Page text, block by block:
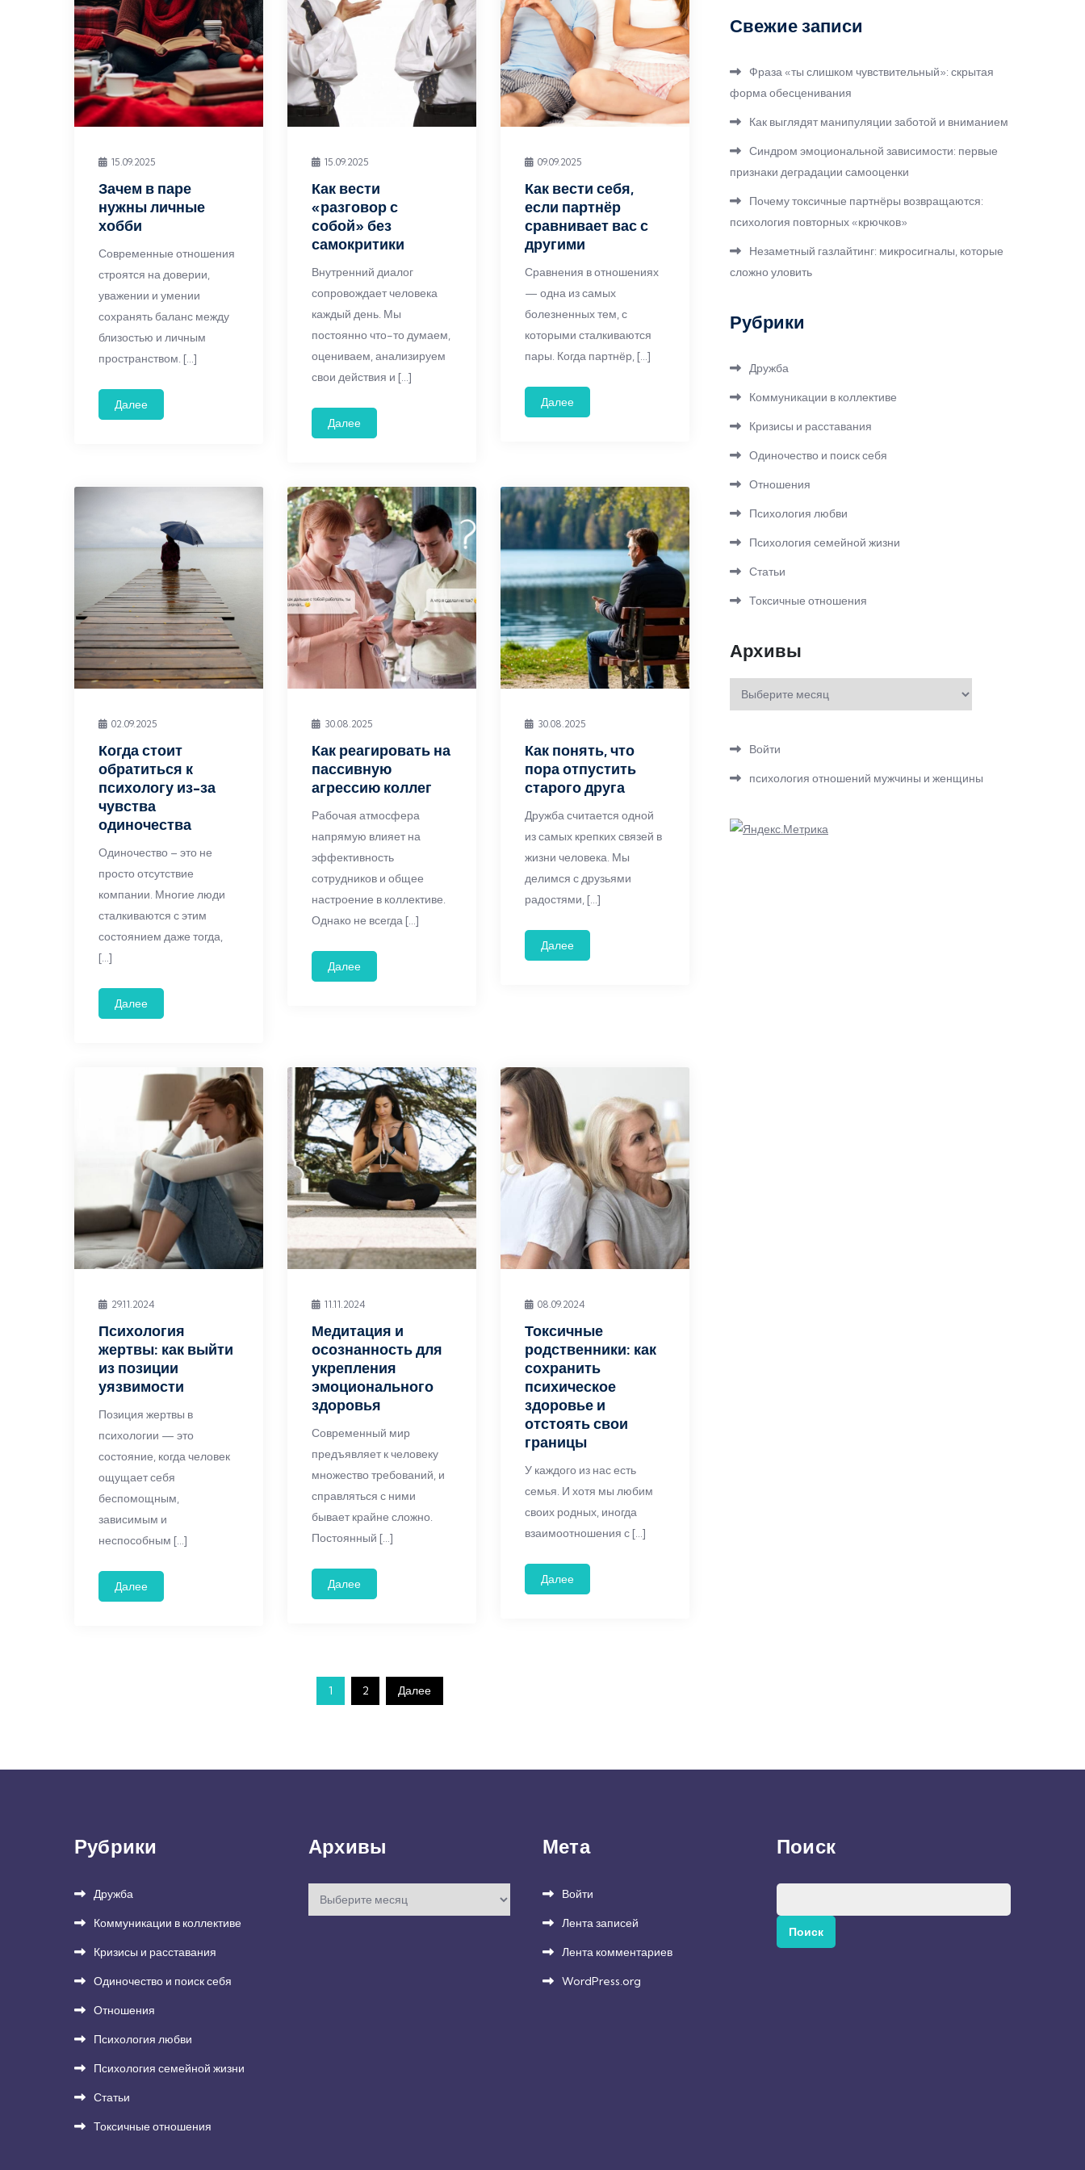
15.09.2025
Зачем в паре
нужны личные
хобби
Современные отношения
строятся на доверии,
уважении и умении
сохранять баланс между
близостью и личным
пространством. […]
Далее
15.09.2025
Как вести
«разговор с
собой» без
самокритики
Внутренний диалог
сопровождает человека
каждый день. Мы
постоянно что-то думаем,
оцениваем, анализируем
свои действия и […]
Далее
09.09.2025
Как вести себя,
если партнёр
сравнивает вас с
другими
Сравнения в отношениях
— одна из самых
болезненных тем, с
которыми сталкиваются
пары. Когда партнёр, […]
Далее
02.09.2025
Когда стоит
обратиться к
психологу из-за
чувства
одиночества
Одиночество – это не
просто отсутствие
компании. Многие люди
сталкиваются с этим
состоянием даже тогда,
[…]
Далее
30.08.2025
Как реагировать на
пассивную
агрессию коллег
Рабочая атмосфера
напрямую влияет на
эффективность
сотрудников и общее
настроение в коллективе.
Однако не всегда […]
Далее
30.08.2025
Как понять, что
пора отпустить
старого друга
Дружба считается одной
из самых крепких связей в
жизни человека. Мы
делимся с друзьями
радостями, […]
Далее
29.11.2024
Психология
жертвы: как выйти
из позиции
уязвимости
Позиция жертвы в
психологии — это
состояние, когда человек
ощущает себя
беспомощным,
зависимым и
неспособным […]
Далее
11.11.2024
Медитация и
осознанность для
укрепления
эмоционального
здоровья
Современный мир
предъявляет к человеку
множество требований, и
справляться с ними
бывает крайне сложно.
Постоянный […]
Далее
08.09.2024
Токсичные
родственники: как
сохранить
психическое
здоровье и
отстоять свои
границы
У каждого из нас есть
семья. И хотя мы любим
своих родных, иногда
взаимоотношения с […]
Далее
1 2 Далее
Свежие записи
Фраза «ты слишком чувствительный»: скрытая
форма обесценивания
Как выглядят манипуляции заботой и вниманием
Синдром эмоциональной зависимости: первые
признаки деградации самооценки
Почему токсичные партнёры возвращаются:
психология повторных «крючков»
Незаметный газлайтинг: микросигналы, которые
сложно уловить
Рубрики
Дружба
Коммуникации в коллективе
Кризисы и расставания
Одиночество и поиск себя
Отношения
Психология любви
Психология семейной жизни
Статьи
Токсичные отношения
Архивы
Архивы
Войти
психология отношений мужчины и женщины
Рубрики
Дружба
Коммуникации в коллективе
Кризисы и расставания
Одиночество и поиск себя
Отношения
Психология любви
Психология семейной жизни
Статьи
Токсичные отношения
Архивы
Архивы
Мета
Войти
Лента записей
Лента комментариев
WordPress.org
Поиск